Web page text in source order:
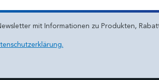
mit Informationen zu Produkten,